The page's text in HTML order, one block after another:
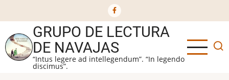
al
contenido
principal
GRUPO DE LECTURA
DE NAVAJAS
“Intus legere ad intellegendum”. “In legendo
discimus”.